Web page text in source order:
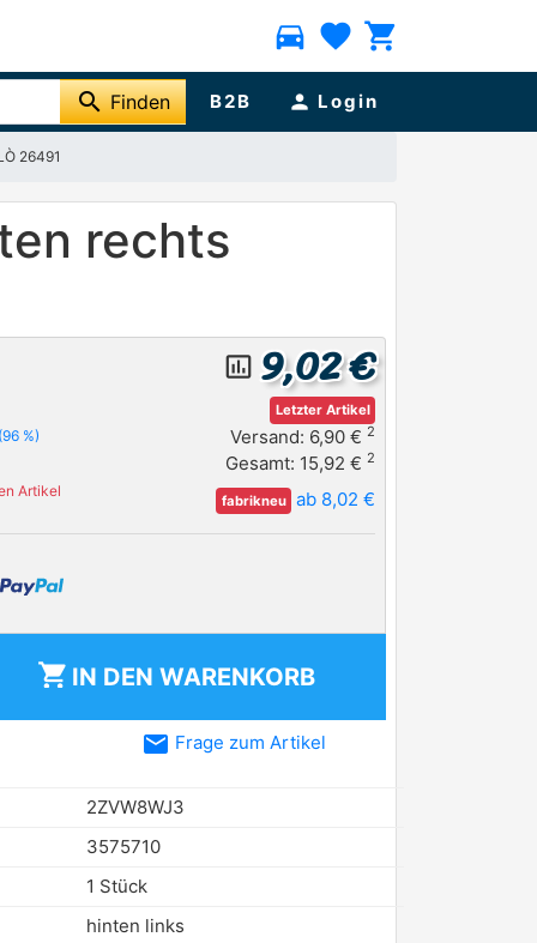
directions_car favorite shopping_cart
search Finden B2B person Login
26491
rechts
(96 %)
Artikel
insert_chart_outlined 9,02 €
Letzter Artikel
Versand: 6,90 € 2
Gesamt: 15,92 € 2
fabrikneu ab 8,02 €
shopping_cart IN DEN WARENKORB
email Frage zum Artikel
2ZVW8WJ3
3575710
1 Stück
hinten links